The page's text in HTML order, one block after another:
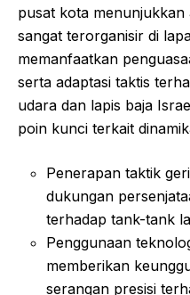
pusat kota
sangat terorganisir di
memanfaatkan
serta adaptasi taktis
udara dan lapis baja
poin kunci terkait
Penerapan taktik
dukungan
terhadap tank-tank
Penggunaan
memberikan
serangan presisi